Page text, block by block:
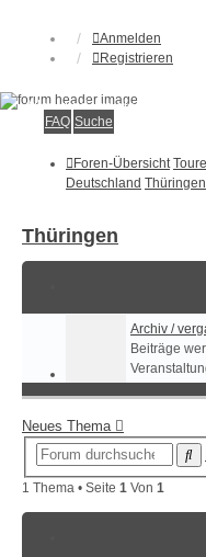
Anmelden
Registrieren
Alles rund um die Yamaha
FAQ Suche
Foren-Übersicht
Deutschland Thüringen
Thüringen
Archiv /
Beiträge
Neues Thema
1 Thema • Seite 1 Von 1